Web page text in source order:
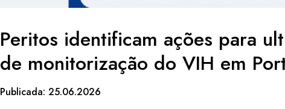
Peritos identificam ações para
de monitorização do VIH em
Publicada: 25.06.2026